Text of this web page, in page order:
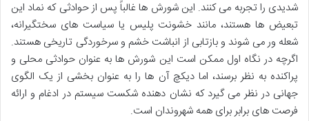
شدیدی را تجربه می کنند. این شورش ها غالباً پس از حوادثی که نماد این
تبعیض ها هستند، مانند خشونت پلیس یا سیاست های سختگیرانه،
شعله ور می شوند و بازتابی از انباشت خشم و سرخوردگی تاریخی هستند.
اگرچه در نگاه اول ممکن است این شورش ها به عنوان حوادثی محلی و
پراکنده به نظر برسند، اما دیکچ آن ها را به عنوان بخشی از یک الگوی
جهانی در نظر می گیرد که نشان دهنده شکست سیستم در ادغام و ارائه
فرصت های برابر برای همه شهروندان است.